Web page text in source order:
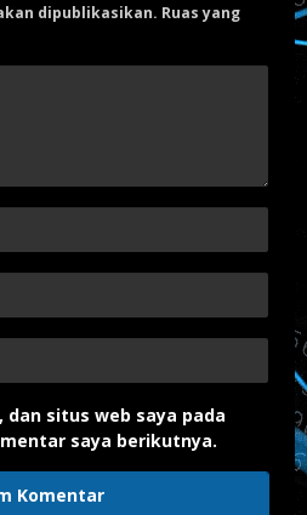
dipublikasikan. Ruas yang
dan situs web saya pada
saya berikutnya.